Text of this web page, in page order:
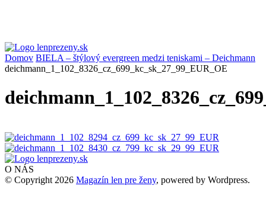
Domov BIELA – štýlový evergreen medzi teniskami – Deichmann
deichmann_1_102_8326_cz_699_kc_sk_27_99_EUR_OE
O NÁS
© Copyright 2026 Magazín len pre ženy, powered by Wordpress.